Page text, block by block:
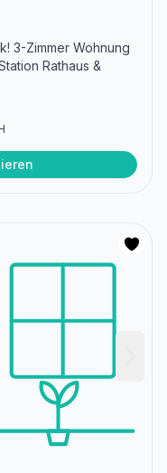
3-Zimmer Wohnung
Rathaus &